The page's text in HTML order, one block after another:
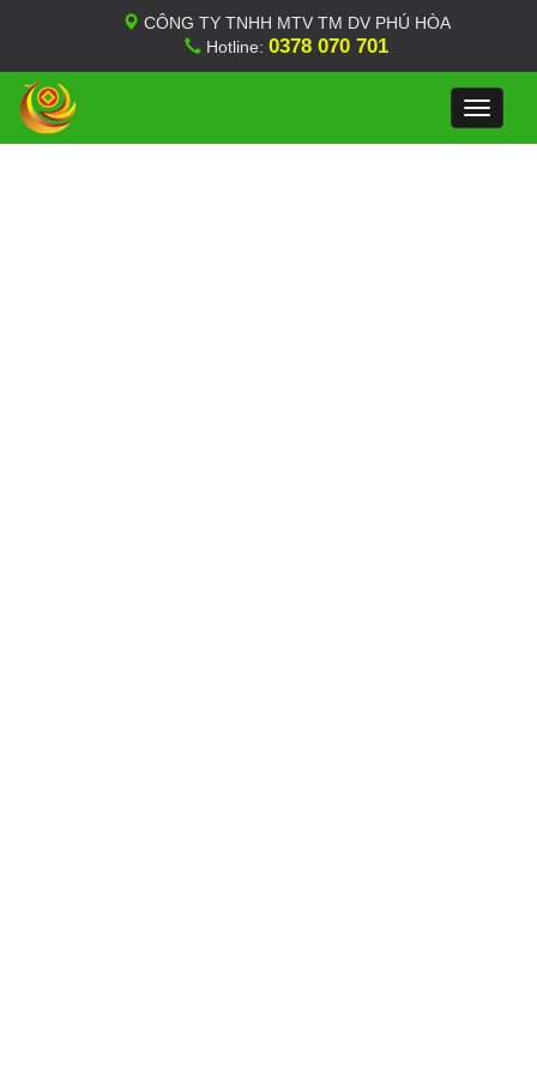
CÔNG TY TNHH MTV TM DV PHÚ HÒA
Hotline: 0378 070 701
Toggle